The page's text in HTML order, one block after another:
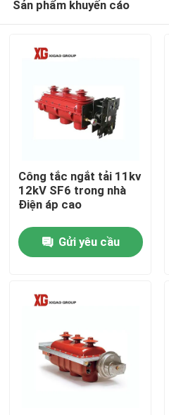
Trang Chủ
Các sản phẩm
Về chúng tôi
Tham quan nhà máy
Kiểm soát chất lượng
Sản phẩm khuyến cáo
Công tắc ngắt tải 11kv
12kV SF6 trong nhà
Điện áp cao
Gửi yêu cầu